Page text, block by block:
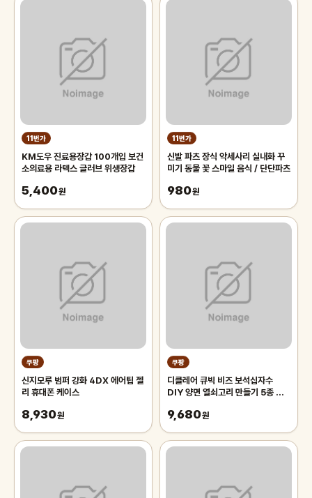
11번가
KM도우 진료용장갑 100개입 보건
소의료용 라텍스 글러브 위생장갑
5,400원
11번가
신발 파츠 장식 악세사리 실내화 꾸
미기 동물 꽃 스마일 음식 / 단단파츠
980원
쿠팡
신지모루 범퍼 강화 4DX 에어팁 젤
리 휴대폰 케이스
8,930원
쿠팡
디클레어 큐빅 비즈 보석십자수
DIY 양면 열쇠고리 만들기 5종 세
9,680원